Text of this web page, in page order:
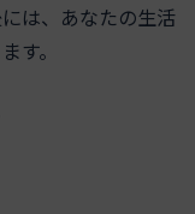
は、あなたの生活
す。